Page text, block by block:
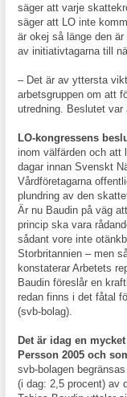
säger att varje
säger att LO inte
är okej så länge den är
av initiativtagarna till
– Det är av yttersta
arbetsgruppen om att
utredning. Beslutet var
LO-kongressens
inom välfärden och att
dagar innan Svenskt
Vårdföretagarna
plundring av den
Är nu Baudin på väg
princip ska vara
sådant vore inte
Storbritannien – men
konstaterar Arbetets
Baudin föreslår en
redan finns i det fåtal
(svb-bolag).
Det är idag en
Persson 2005 och
svb-bolagen
(i dag: 2,5 procent) av